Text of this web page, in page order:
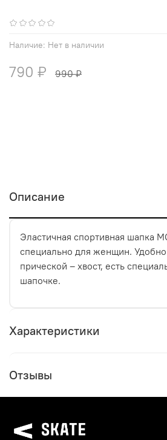
Наличие: Нет в наличии
790 ₽ 990 ₽
Описание
Эластичная спортивная шапка
специально для женщин. Удобно
прической – хвост, есть
шапочке.
Характеристики
Отзывы